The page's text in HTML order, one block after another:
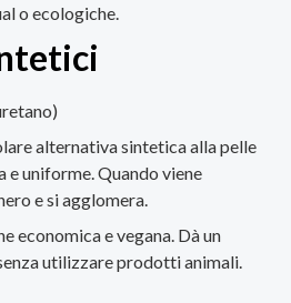
o ecologiche.
alternativa sintetica alla pelle
e uniforme. Quando viene
e si agglomera.
economica e vegana. Dà un
utilizzare prodotti animali.